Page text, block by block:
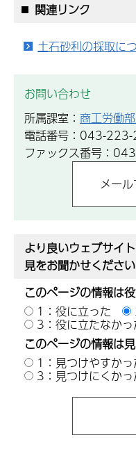
関連リンク
土石砂利の採取に
お問い合わせ
所属課室： 商工労働
電話番号：043-
ファックス番号：
より良いウェブサイ
見をお聞かせください
このページの情報は
1：役に立った
3：役に立たなかっ
このページの情報は
1：見つけやすかっ
3：見つけにくかっ